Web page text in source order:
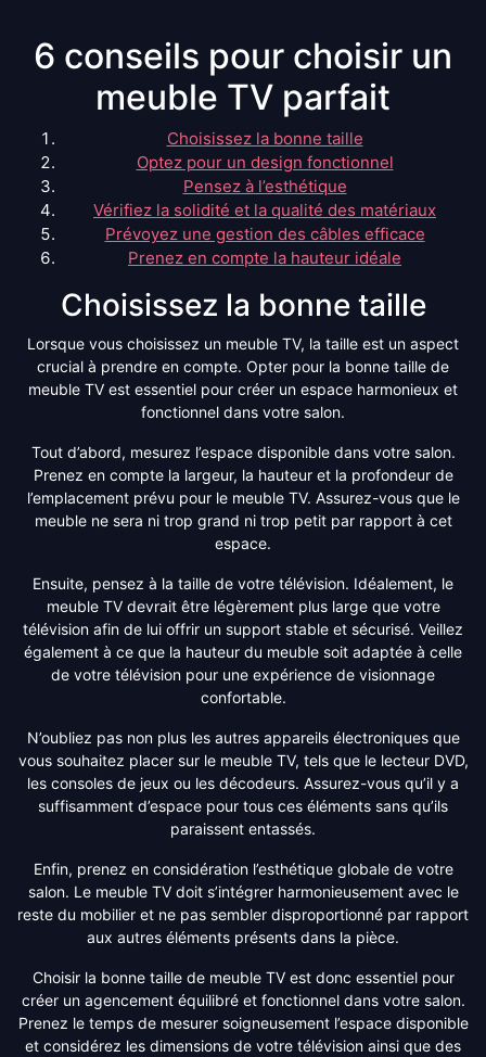
6 conseils pour choisir un
meuble TV parfait
Choisissez la bonne taille
Optez pour un design fonctionnel
Pensez à l’esthétique
Vérifiez la solidité et la qualité des matériaux
Prévoyez une gestion des câbles efficace
Prenez en compte la hauteur idéale
Choisissez la bonne taille
Lorsque vous choisissez un meuble TV, la taille est un aspect
crucial à prendre en compte. Opter pour la bonne taille de
meuble TV est essentiel pour créer un espace harmonieux et
fonctionnel dans votre salon.
Tout d’abord, mesurez l’espace disponible dans votre salon.
Prenez en compte la largeur, la hauteur et la profondeur de
l’emplacement prévu pour le meuble TV. Assurez-vous que le
meuble ne sera ni trop grand ni trop petit par rapport à cet
espace.
Ensuite, pensez à la taille de votre télévision. Idéalement, le
meuble TV devrait être légèrement plus large que votre
télévision afin de lui offrir un support stable et sécurisé. Veillez
également à ce que la hauteur du meuble soit adaptée à celle
de votre télévision pour une expérience de visionnage
confortable.
N’oubliez pas non plus les autres appareils électroniques que
vous souhaitez placer sur le meuble TV, tels que le lecteur DVD,
les consoles de jeux ou les décodeurs. Assurez-vous qu’il y a
suffisamment d’espace pour tous ces éléments sans qu’ils
paraissent entassés.
Enfin, prenez en considération l’esthétique globale de votre
salon. Le meuble TV doit s’intégrer harmonieusement avec le
reste du mobilier et ne pas sembler disproportionné par rapport
aux autres éléments présents dans la pièce.
Choisir la bonne taille de meuble TV est donc essentiel pour
créer un agencement équilibré et fonctionnel dans votre salon.
Prenez le temps de mesurer soigneusement l’espace disponible
et considérez les dimensions de votre télévision ainsi que des